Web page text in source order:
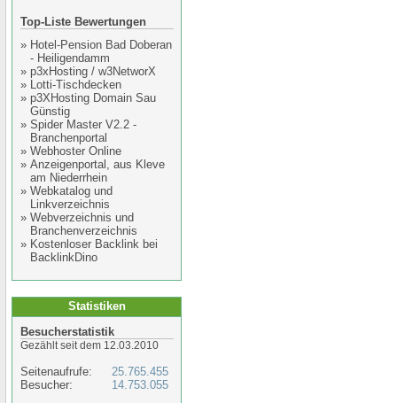
Top-Liste Bewertungen
» Hotel-Pension Bad Doberan
- Heiligendamm
» p3xHosting / w3NetworX
» Lotti-Tischdecken
» p3XHosting Domain Sau
Günstig
» Spider Master V2.2 -
Branchenportal
» Webhoster Online
» Anzeigenportal, aus Kleve
am Niederrhein
» Webkatalog und
Linkverzeichnis
» Webverzeichnis und
Branchenverzeichnis
» Kostenloser Backlink bei
BacklinkDino
Statistiken
Besucherstatistik
Gezählt seit dem 12.03.2010
Seitenaufrufe:
Besucher:
25.765.455
14.753.055